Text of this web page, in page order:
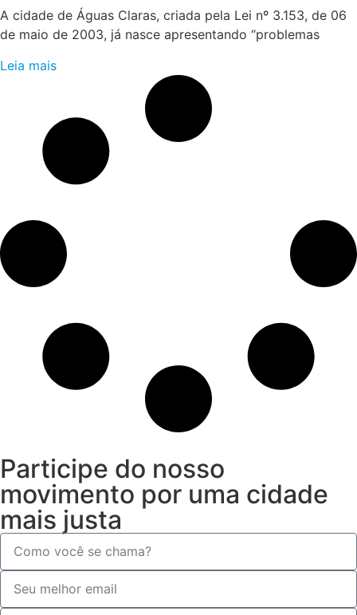
A cidade de Águas Claras, criada pela Lei nº 3.153, de 06
de maio de 2003, já nasce apresentando “problemas
Leia mais
Participe do nosso
movimento por uma cidade
mais justa